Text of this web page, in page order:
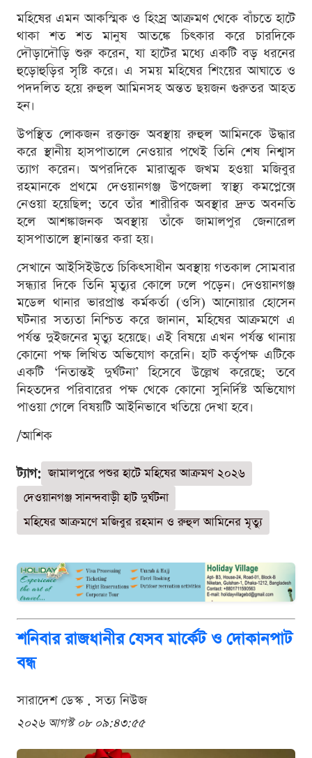
মহিষের এমন আকস্মিক ও হিংস্র আক্রমণ থেকে বাঁচতে হাটে
থাকা শত শত মানুষ আতঙ্কে চিৎকার করে চারদিকে
দৌড়াদৌড়ি শুরু করেন, যা হাটের মধ্যে একটি বড় ধরনের
হুড়োহুড়ির সৃষ্টি করে। এ সময় মহিষের শিংয়ের আঘাতে ও
পদদলিত হয়ে রুহুল আমিনসহ অন্তত ছয়জন গুরুতর আহত
হন।
উপস্থিত লোকজন রক্তাক্ত অবস্থায় রুহুল আমিনকে উদ্ধার
করে স্থানীয় হাসপাতালে নেওয়ার পথেই তিনি শেষ নিশ্বাস
ত্যাগ করেন। অপরদিকে মারাত্মক জখম হওয়া মজিবুর
রহমানকে প্রথমে দেওয়ানগঞ্জ উপজেলা স্বাস্থ্য কমপ্লেক্সে
নেওয়া হয়েছিল; তবে তাঁর শারীরিক অবস্থার দ্রুত অবনতি
হলে আশঙ্কাজনক অবস্থায় তাঁকে জামালপুর জেনারেল
হাসপাতালে স্থানান্তর করা হয়।
সেখানে আইসিইউতে চিকিৎসাধীন অবস্থায় গতকাল সোমবার
সন্ধ্যার দিকে তিনি মৃত্যুর কোলে ঢলে পড়েন। দেওয়ানগঞ্জ
মডেল থানার ভারপ্রাপ্ত কর্মকর্তা (ওসি) আনোয়ার হোসেন
ঘটনার সত্যতা নিশ্চিত করে জানান, মহিষের আক্রমণে এ
পর্যন্ত দুইজনের মৃত্যু হয়েছে। এই বিষয়ে এখন পর্যন্ত থানায়
কোনো পক্ষ লিখিত অভিযোগ করেনি। হাট কর্তৃপক্ষ এটিকে
একটি ‘নিতান্তই দুর্ঘটনা’ হিসেবে উল্লেখ করেছে; তবে
নিহতদের পরিবারের পক্ষ থেকে কোনো সুনির্দিষ্ট অভিযোগ
পাওয়া গেলে বিষয়টি আইনিভাবে খতিয়ে দেখা হবে।
/আশিক
ট্যাগ: জামালপুরে পশুর হাটে মহিষের আক্রমণ ২০২৬
দেওয়ানগঞ্জ সানন্দবাড়ী হাট দুর্ঘটনা
মহিষের আক্রমণে মজিবুর রহমান ও রুহুল আমিনের মৃত্যু
শনিবার রাজধানীর যেসব মার্কেট ও দোকানপাট
বন্ধ
সারাদেশ ডেস্ক . সত্য নিউজ
২০২৬ আগস্ট ০৮ ০৯:৪৩:৫৫